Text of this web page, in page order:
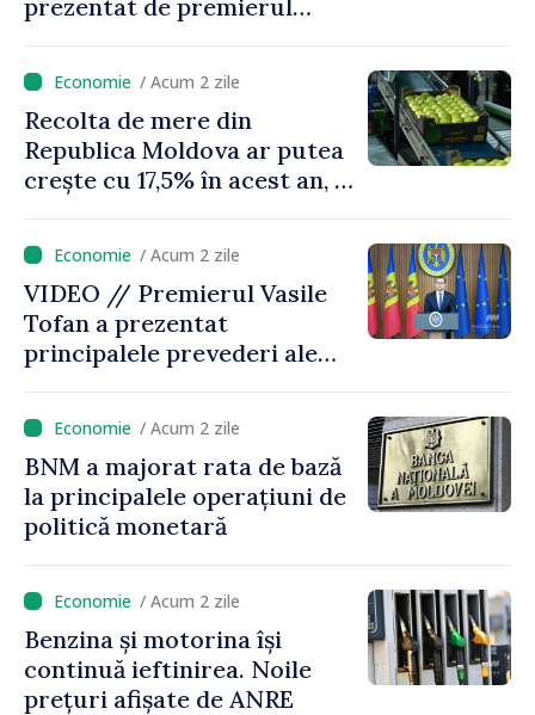
prezentat de premierul
puțin munca, stimulăm
investițiile, taxăm viciile și
echilibrăm taxarea
consumului”
/ Acum 2 zile
Recolta de mere din
Republica Moldova ar putea
crește cu 17,5% în acest an, în
este estimată în scădere
/ Acum 2 zile
VIDEO // Premierul Vasile
Tofan a prezentat
principalele prevederi ale
2027
/ Acum 2 zile
BNM a majorat rata de bază
la principalele operațiuni de
politică monetară
/ Acum 2 zile
Benzina și motorina își
continuă ieftinirea. Noile
prețuri afișate de ANRE